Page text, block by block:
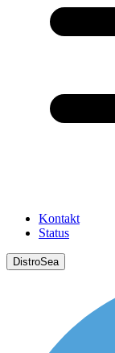
Kontakt
Status
DistroSea